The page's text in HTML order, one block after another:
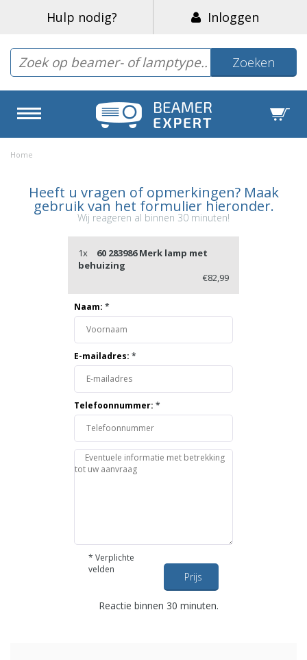
Hulp nodig? Inloggen
Zoeken
Home
Heeft u vragen of opmerkingen? Maak
gebruik van het formulier hieronder.
Wij reageren al binnen 30 minuten!
1x
60 283986 Merk lamp met
behuizing
€82,99
Naam: *
E-mailadres: *
Telefoonnummer: *
* Verplichte
velden
Prijs
opvragen
Reactie binnen 30 minuten.